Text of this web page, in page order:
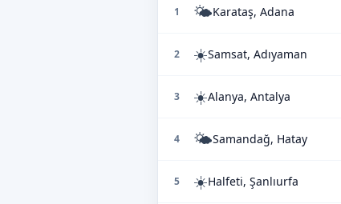
1 🌤️Karataş, Adana
2 ☀️Samsat, Adıyaman
3 ☀️Alanya, Antalya
4 🌤️Samandağ, Hatay
5 ☀️Halfeti, Şanlıurfa